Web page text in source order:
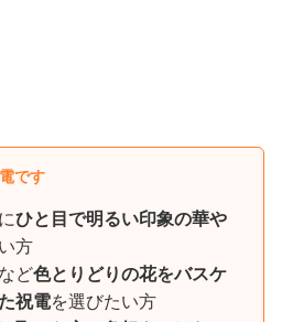
です
ひと目で明るい印象の華や
方
ど色とりどりの花をバスケ
祝電を選びたい方